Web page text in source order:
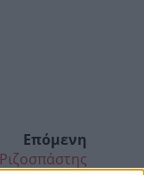
Επόμενη
Ριζοσπάστης